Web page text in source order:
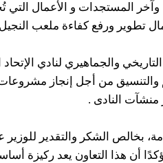
وآخر المستجدات و الأعمال التي
تطوير ورفع كفاءة ملعب
التاريخي والجماهيري لنادي
من أجل إنجاز
منشآت النادى .
بخالص الشكر والتقدير للوزير
أن هذا التعاون يعد ركيزة